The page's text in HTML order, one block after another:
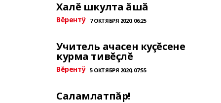
Халĕ шкулта ăшă
Вĕрентÿ 7 ОКТЯБРЯ 2020, 06:25
Учитель ачасен куçĕсене
курма тивĕçлĕ
Вĕрентÿ 5 ОКТЯБРЯ 2020, 07:55
Саламлатпăр!